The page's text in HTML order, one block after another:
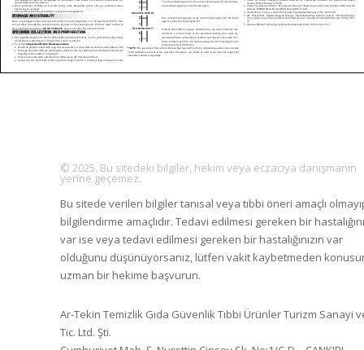
© 2025. Bu sitedeki bilgiler, hekim veya eczacıya danışmanın
yerine geçemez.
Bu sitede verilen bilgiler tanısal veya tıbbi öneri amaçlı
bilgilendirme amaçlıdır. Tedavi edilmesi gereken bir
var ise veya tedavi edilmesi gereken bir hastalığınızın var
olduğunu düşünüyorsanız, lütfen vakit kaybetmeden
uzman bir hekime başvurun.
Ar-Tekin Temizlik Gıda Güvenlik Tıbbi Ürünler Turizm Sanayi
Tic. Ltd. Şti.